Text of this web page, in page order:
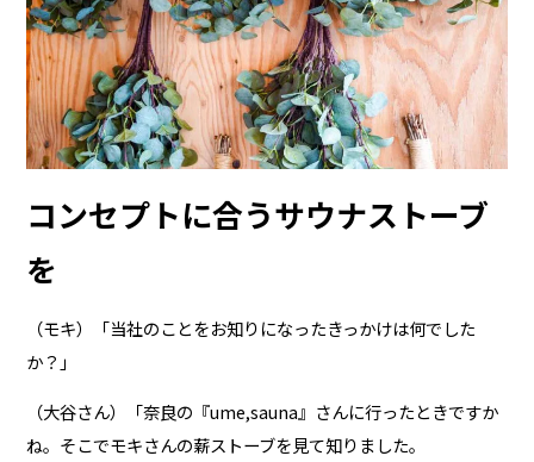
コンセプトに合うサウナストーブ
を
（モキ）「当社のことをお知りになったきっかけは何でした
か？」
（大谷さん）「奈良の『ume,sauna』さんに行ったときですか
ね。そこでモキさんの薪ストーブを見て知りました。